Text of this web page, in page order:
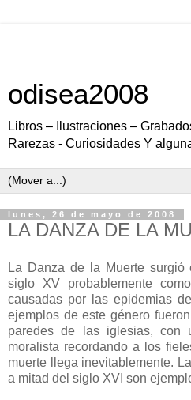
odisea2008
Libros – Ilustraciones –
Rarezas - Curiosidades Y
lunes, 26 de mayo de 2008
LA DANZA DE LA
La Danza de la Muerte surgió
siglo XV probablemente
causadas por las epidemias
ejemplos de este género
paredes de las iglesias, con
moralista recordando a los
muerte llega inevitablemente.
a mitad del siglo XVI son